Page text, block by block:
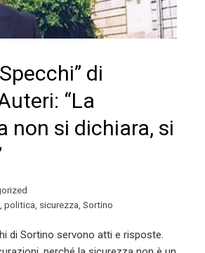
di
“La
non si dichiara, si
politica sicurezza Sortino
di Sortino servono atti e risposte.